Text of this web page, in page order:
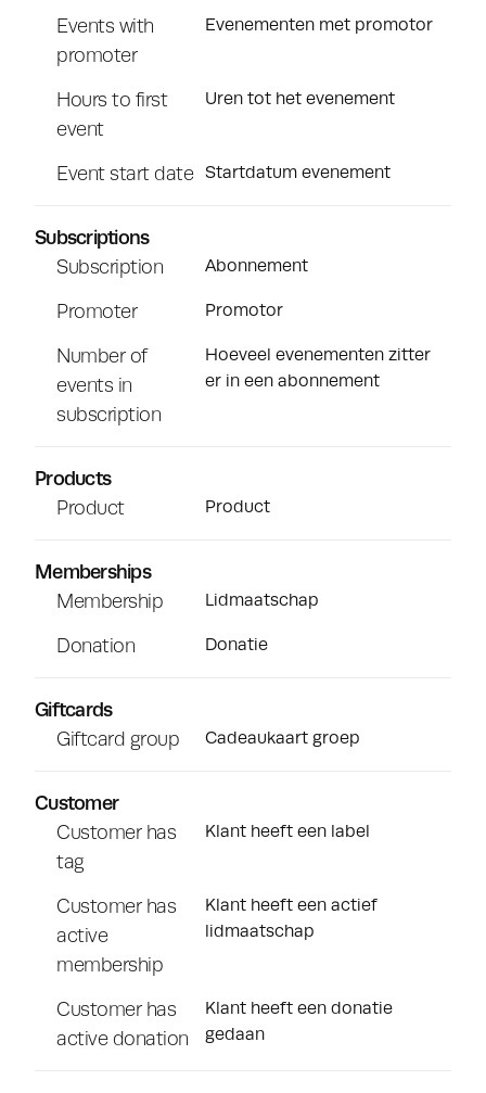
Events with
promoter
Evenementen met promotor
Hours to first
event
Uren tot het evenement
Event start date Startdatum evenement
Subscriptions
Subscription
Abonnement
Promoter Promotor
Number of
events in
subscription
Hoeveel evenementen zitter
er in een abonnement
Products
Product
Product
Memberships
Membership
Lidmaatschap
Donation Donatie
Giftcards
Giftcard group
Cadeaukaart groep
Customer
Customer has
tag
Klant heeft een label
Customer has
active
membership
Klant heeft een actief
lidmaatschap
Customer has
active donation
Klant heeft een donatie
gedaan